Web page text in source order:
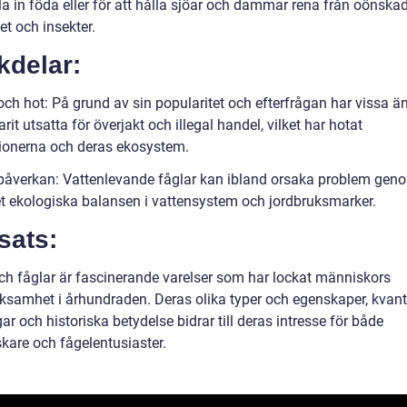
in föda eller för att hålla sjöar och dammar rena från
och insekter.
hot: På grund av sin popularitet och efterfrågan har vissa
utsatta för överjakt och illegal handel, vilket har hotat
och deras ekosystem.
Vattenlevande fåglar kan ibland orsaka problem
ekologiska balansen i vattensystem och jordbruksmarker.
fåglar är fascinerande varelser som har lockat människors
i århundraden. Deras olika typer och egenskaper,
och historiska betydelse bidrar till deras intresse för både
och fågelentusiaster.